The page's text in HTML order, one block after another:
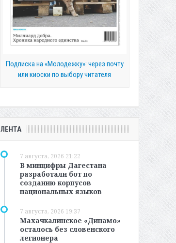
Подписка на «Молодежку»: через почту
или киоски по выбору читателя
ЛЕНТА
7 августа, 2026 21:22
В минцифры Дагестана
разработали бот по
созданию корпусов
национальных языков
7 августа, 2026 19:37
Махачкалинское «Динамо»
осталось без словенского
легионера